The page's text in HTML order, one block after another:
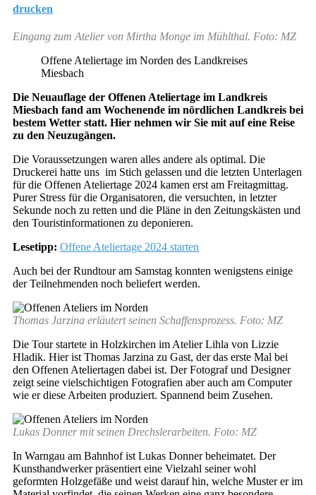
drucken
Eingang zum Atelier von Mirtha Monge im Mühlthal. Foto: MZ
Offene Ateliertage im Norden des Landkreises
Miesbach
Die Neuauflage der Offenen Ateliertage im Landkreis
Miesbach fand am Wochenende im nördlichen Landkreis bei
bestem Wetter statt. Hier nehmen wir Sie mit auf eine Reise
zu den Neuzugängen.
Die Voraussetzungen waren alles andere als optimal. Die
Druckerei hatte uns im Stich gelassen und die letzten Unterlagen
für die Offenen Ateliertage 2024 kamen erst am Freitagmittag.
Purer Stress für die Organisatoren, die versuchten, in letzter
Sekunde noch zu retten und die Pläne in den Zeitungskästen und
den Touristinformationen zu deponieren.
Lesetipp: Offene Ateliertage 2024 starten
Auch bei der Rundtour am Samstag konnten wenigstens einige
der Teilnehmenden noch beliefert werden.
Thomas Jarzina erläutert seinen Schaffensprozess. Foto: MZ
Die Tour startete in Holzkirchen im Atelier Lihla von Lizzie
Hladik. Hier ist Thomas Jarzina zu Gast, der das erste Mal bei
den Offenen Ateliertagen dabei ist. Der Fotograf und Designer
zeigt seine vielschichtigen Fotografien aber auch am Computer
wie er diese Arbeiten produziert. Spannend beim Zusehen.
Lukas Donner mit seinen Drechslerarbeiten. Foto: MZ
In Warngau am Bahnhof ist Lukas Donner beheimatet. Der
Kunsthandwerker präsentiert eine Vielzahl seiner wohl
geformten Holzgefäße und weist darauf hin, welche Muster er im